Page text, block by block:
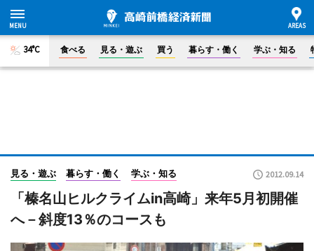
34°C 食べる 見る・遊ぶ 買う 暮らす・働く 学ぶ・知る
見る・遊ぶ 暮らす・働く 学ぶ・知る 2012.09.14
「榛名山ヒルクライムin高崎」来年5月初開催
へ－斜度13％のコースも